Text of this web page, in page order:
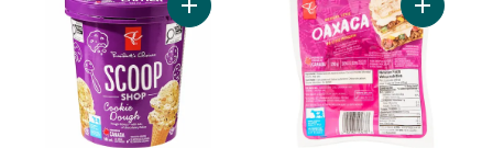
Ajouter Crème glacée Bar laitier, pâte à
Ajouter